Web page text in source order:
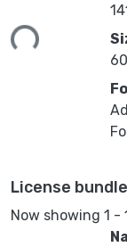
License bundle
Now showing 1 -